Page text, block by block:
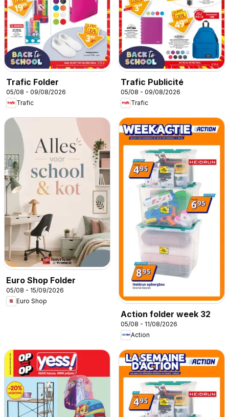
Trafic Folder
05/08 - 09/08/2026
Trafic
Trafic Publicité
05/08 - 09/08/2026
Trafic
Euro Shop Folder
05/08 - 15/09/2026
Euro Shop
Action folder week 32
05/08 - 11/08/2026
Action